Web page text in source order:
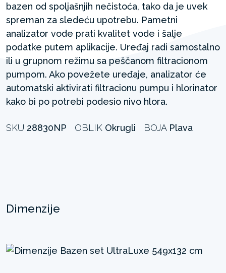
bazen od spoljašnjih nečistoća, tako da je uvek
spreman za sledeću upotrebu. Pametni
analizator vode prati kvalitet vode i šalje
podatke putem aplikacije. Uređaj radi samostalno
ili u grupnom režimu sa peščanom filtracionom
pumpom. Ako povežete uređaje, analizator će
automatski aktivirati filtracionu pumpu i hlorinator
kako bi po potrebi podesio nivo hlora.
SKU 28830NP OBLIK Okrugli BOJA Plava
Dimenzije